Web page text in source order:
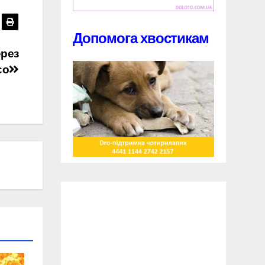
Допомога хвостикам